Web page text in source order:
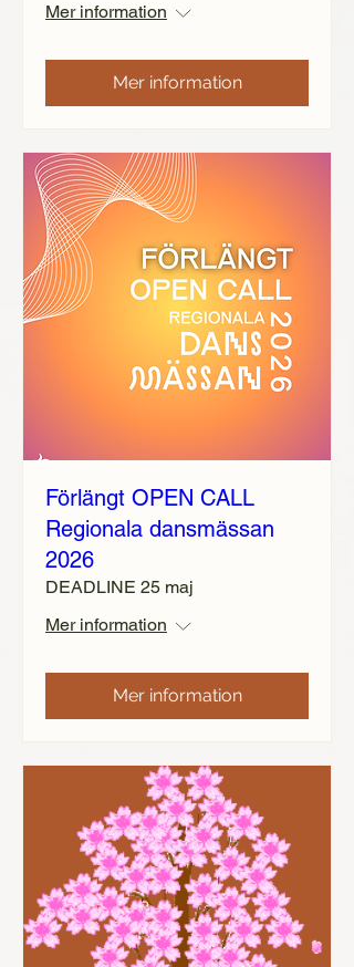
Mer information
Mer information
Förlängt OPEN CALL
Regionala dansmässan
2026
DEADLINE 25 maj
Mer information
Mer information